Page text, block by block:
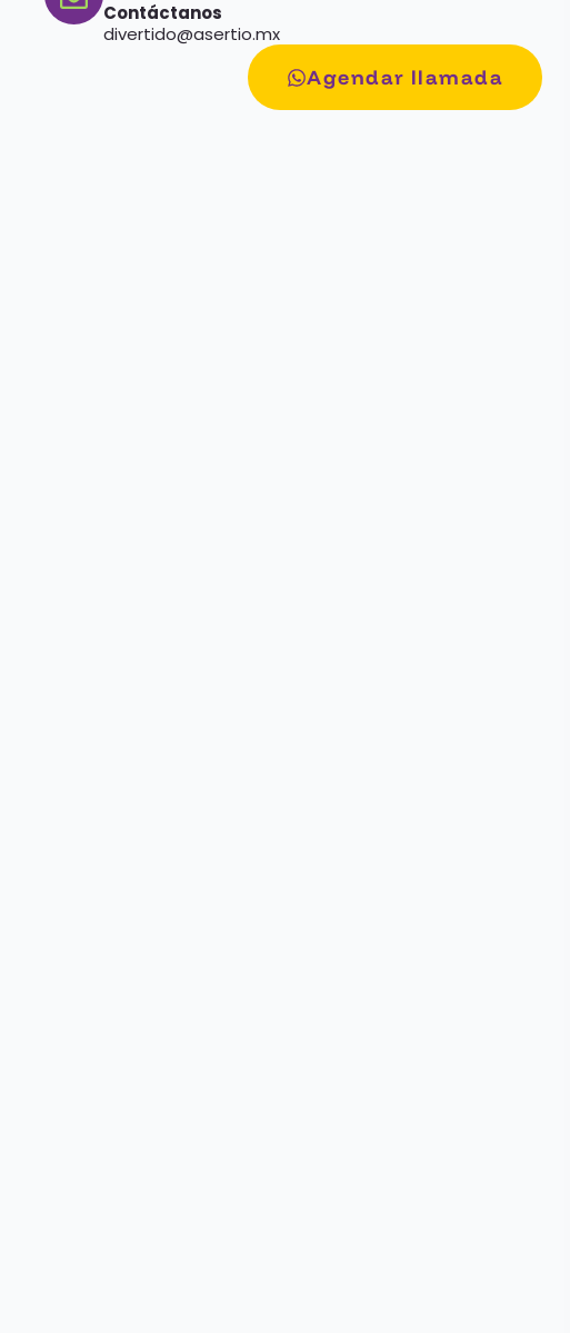
Contáctanos
divertido@asertio.mx
Agendar llamada